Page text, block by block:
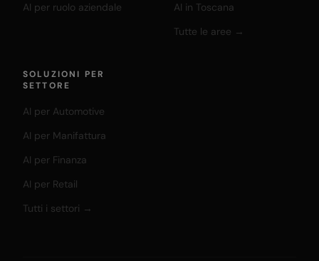
AI per ruolo aziendale
AI in Toscana
Tutte le aree →
SOLUZIONI PER
SETTORE
AI per Automotive
AI per Manifattura
AI per Finanza
AI per Retail
Tutti i settori →